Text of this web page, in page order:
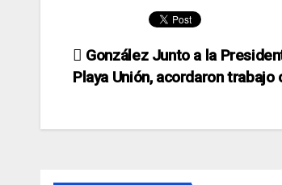
Navegación
de
entradas
González Junto a la
Playa Unión, acordaron trabajo